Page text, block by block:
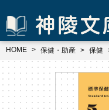
HOME 保健・助産 保健